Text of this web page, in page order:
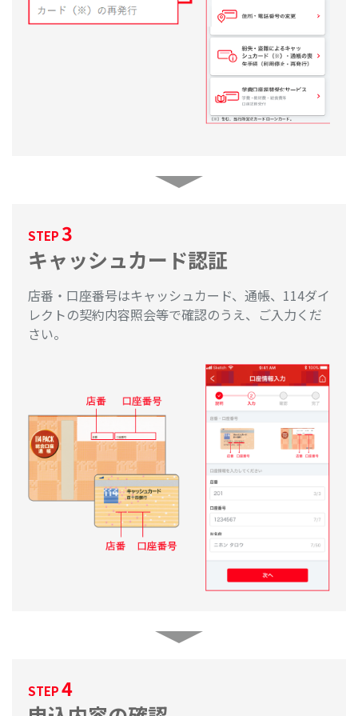
STEP3
キャッシュカード認証
店番・口座番号はキャッシュカード、通帳、114ダイ
レクトの契約内容照会等で確認のうえ、ご入力くだ
さい。
STEP4